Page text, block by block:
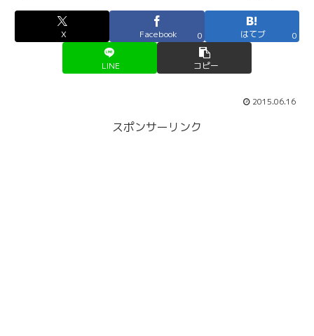
X Facebook 0 はてブ 0
LINE コピー
2015.06.16
スポンサーリンク